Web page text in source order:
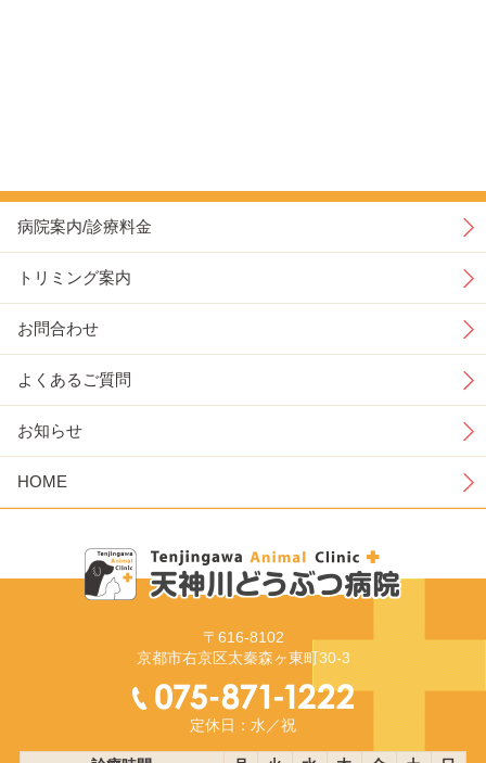
病院案内/診療料金
トリミング案内
お問合わせ
よくあるご質問
お知らせ
HOME
〒616-8102
京都市右京区太秦森ヶ東町30-3
定休日：水／祝